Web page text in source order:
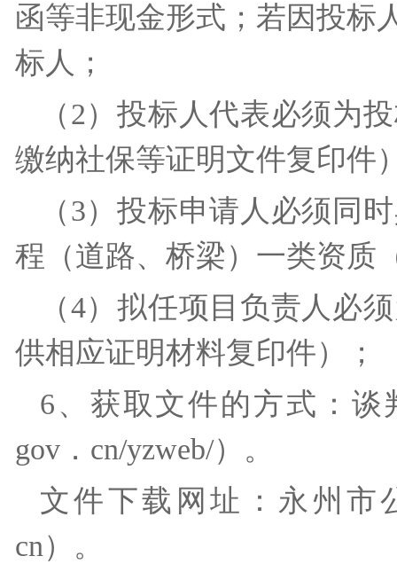
函等非现金形式；若因投标
标人；
（2）投标人代表必须为
缴纳社保等证明文件复印
（3）投标申请人必须同
程（道路、桥梁）一类资
（4）拟任项目负责人必
供相应证明材料复印件）
6、获取文件的方式：谈
gov．cn/yzweb/）。
文件下载网址：永州市
cn）。